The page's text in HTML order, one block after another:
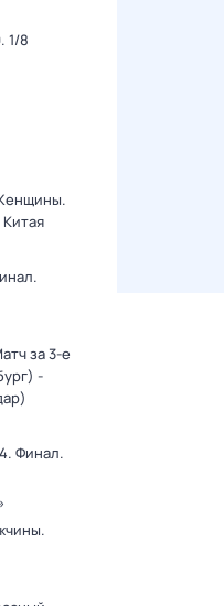
1/8
за 3-е
-
Финал.